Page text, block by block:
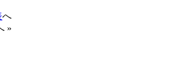
へ
»